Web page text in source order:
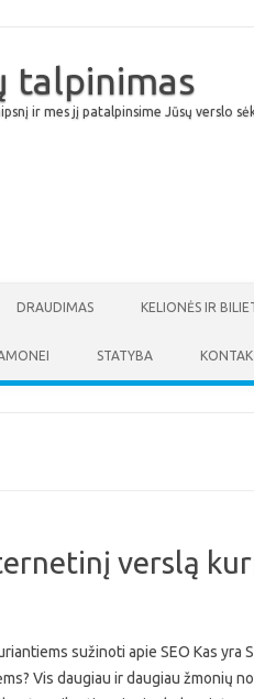
talpinimas
ir mes jį patalpinsime Jūsų verslo
DRAUDIMAS KELIONĖS IR
STATYBA
verslą
sužinoti apie SEO Kas yra
Vis daugiau ir daugiau žmonių